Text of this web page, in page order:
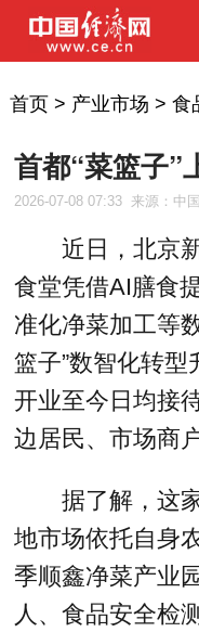
首页> 产业市场 > 食
首都“菜篮子”
2026-07-08 07:33 来源：中
近日，北京
食堂凭借AI膳食
准化净菜加工等
篮子”数智化转
开业至今日均接
边居民、市场商
据了解，这
地市场依托自身
季顺鑫净菜产业
人、食品安全检